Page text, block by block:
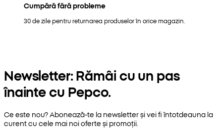
Cumpără fără probleme
30 de zile pentru returnarea produselor în orice magazin.
Newsletter: Rămâi cu un pas
înainte cu Pepco.
Ce este nou? Abonează-te la newsletter și vei fi întotdeauna la
curent cu cele mai noi oferte și promoții.